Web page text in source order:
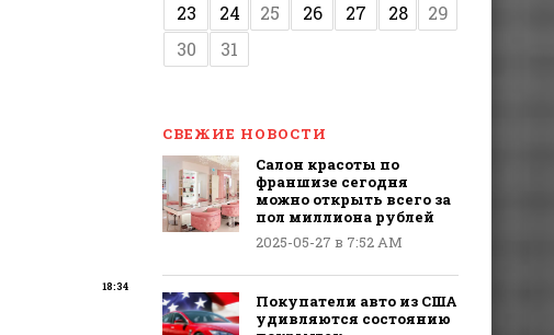
18:34
23
24 25 26 27 28
29
30
31
СВЕЖИЕ НОВОСТИ
Салон красоты по
франшизе сегодня
можно открыть всего за
пол миллиона рублей
2025-05-27 в 7:52 AM
Покупатели авто из США
удивляются состоянию